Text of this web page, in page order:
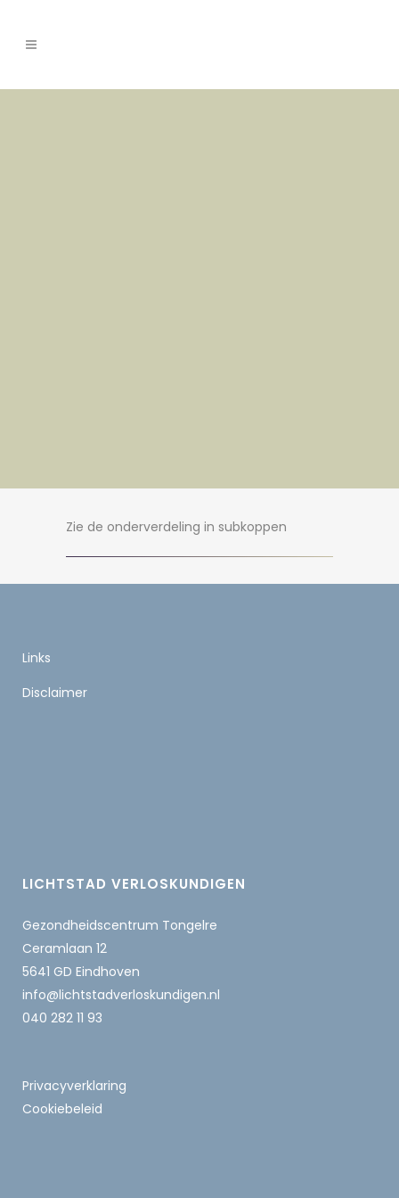
Zie de onderverdeling in subkoppen
Links
Disclaimer
LICHTSTAD VERLOSKUNDIGEN
Gezondheidscentrum Tongelre
Ceramlaan 12
5641 GD Eindhoven
info@lichtstadverloskundigen.nl
040 282 11 93
Privacyverklaring
Cookiebeleid